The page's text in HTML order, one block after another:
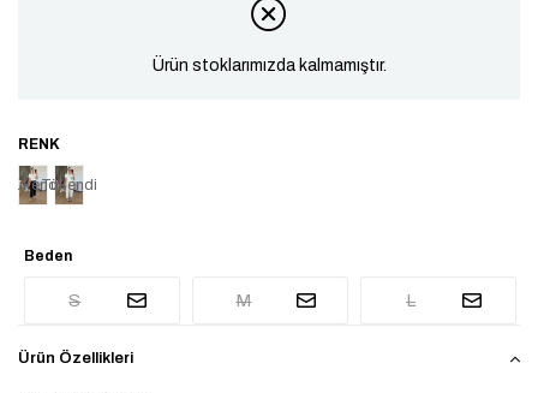
Ürün stoklarımızda kalmamıştır.
TükendiTükendi
Beden
S M L
Ürün Özellikleri